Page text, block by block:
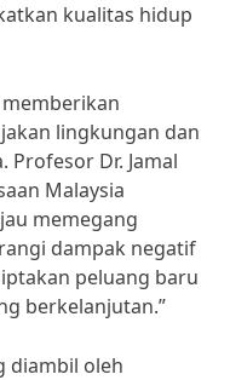
kualitas hidup
lingkungan dan
Profesor Dr. Jamal
Malaysia
memegang
dampak negatif
peluang baru
berkelanjutan.”
diambil oleh